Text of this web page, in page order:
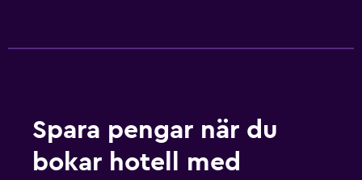
Spara pengar när du
bokar hotell med